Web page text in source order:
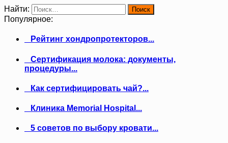
Найти:
Популярное:
Рейтинг хондропротекторов...
Сертификация молока: документы,
процедуры...
Как сертифицировать чай?...
Клиника Memorial Hospital...
5 советов по выбору кровати...